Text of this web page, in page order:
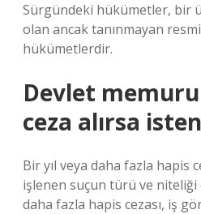
Sürgündeki hükümetler, bir
olan ancak tanınmayan resmi
hükümetlerdir.
Devlet
ceza alırsa
Bir yıl veya daha fazla hapis
işlenen suçun türü ve niteliği
daha fazla hapis cezası, iş